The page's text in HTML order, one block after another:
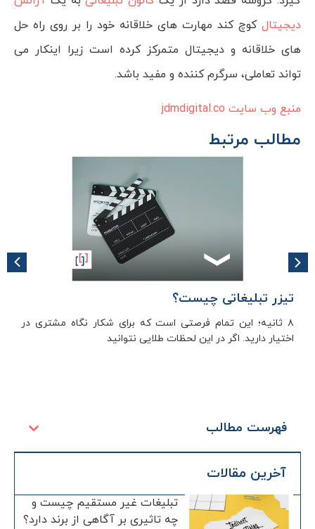
دیجیتال کوچ کند مهارت های خلاقانه خود را بر روی راه حل
های خلاقانه و دیجیتال متمرکز کرده است زیرا اینکار می
تواند تعاملی، سرگرم کننده و مفید باشد.
منبع وب سایت jdmdigital.co
مطالب مرتبط
تیزر تبلیغاتی چیست؟
۸ ثانیه؛ این تمام فرصتی است که برای شکار نگاه مشتری در
اختیار دارید. اگر در این لحظات طلایی نتوانید
فهرست مطالب
آخرین مقالات
تبلیغات غیر مستقیم چیست و
چه تاثیری بر آگاهی از برند دارد؟